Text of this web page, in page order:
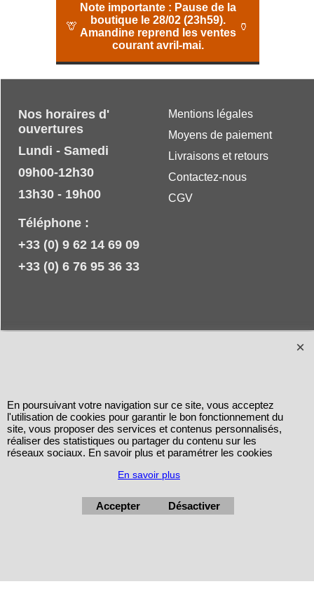
🦒
Note importante : Pause de la
boutique le 28/02 (23h59).
Amandine reprend les ventes
courant avril-mai.
🏺
Mentions légales
Moyens de paiement
Livraisons et retours
Contactez-nous
CGV
Nos horaires d'
ouvertures
Lundi - Samedi
09h00-12h30
13h30 - 19h00
Téléphone :
+33 (0) 9 62 14 69 09
+33 (0) 6 76 95 36 33
En poursuivant votre navigation sur ce site, vous acceptez
l'utilisation de cookies pour garantir le bon fonctionnement du
site, vous proposer des services et contenus personnalisés,
réaliser des statistiques ou partager du contenu sur les
réseaux sociaux. En savoir plus et paramétrer les cookies
En savoir plus
Accepter Désactiver